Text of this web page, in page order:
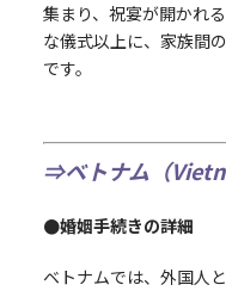
集まり、祝宴が開かれ
な儀式以上に、家族間
です。
⇒ベトナム（
●婚姻手続きの詳細
ベトナムでは、外国人